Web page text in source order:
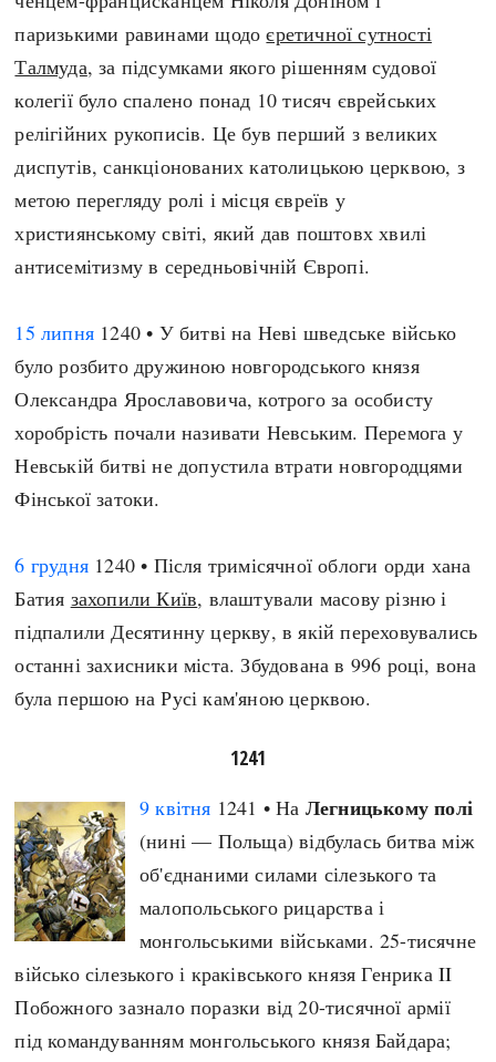
паризькими равинами щодоєретичної сутності
Талмуда, за підсумками якого рішенням судової
колегії було спалено понад 10 тисяч єврейських
релігійних рукописів. Це був перший з великих
диспутів, санкціонованих католицькою церквою, з
метою перегляду ролі і місця євреїв у
християнському світі, який дав поштовх хвилі
антисемітизму в середньовічній Європі.
15 липня 1240 • У битві на Неві шведське військо
було розбито дружиною новгородського князя
Олександра Ярославовича, котрого за особисту
хоробрість почали називати Невським. Перемога у
Невській битві не допустила втрати новгородцями
Фінської затоки.
6 грудня 1240 • Після тримісячної облоги орди хана
Батия захопили Київ, влаштували масову різню і
підпалили Десятинну церкву, в якій переховувались
останні захисники міста. Збудована в 996 році, вона
була першою на Русі кам'яною церквою.
1241
9 квітня 1241 • На Легницькому полі
(нині — Польща) відбулась битва між
об'єднаними силами сілезького та
малопольського рицарства і
монгольськими військами. 25-тисячне
військо сілезького і краківського князя Генрика II
Побожного зазнало поразки від 20-тисячної армії
під командуванням монгольського князя Байдара;